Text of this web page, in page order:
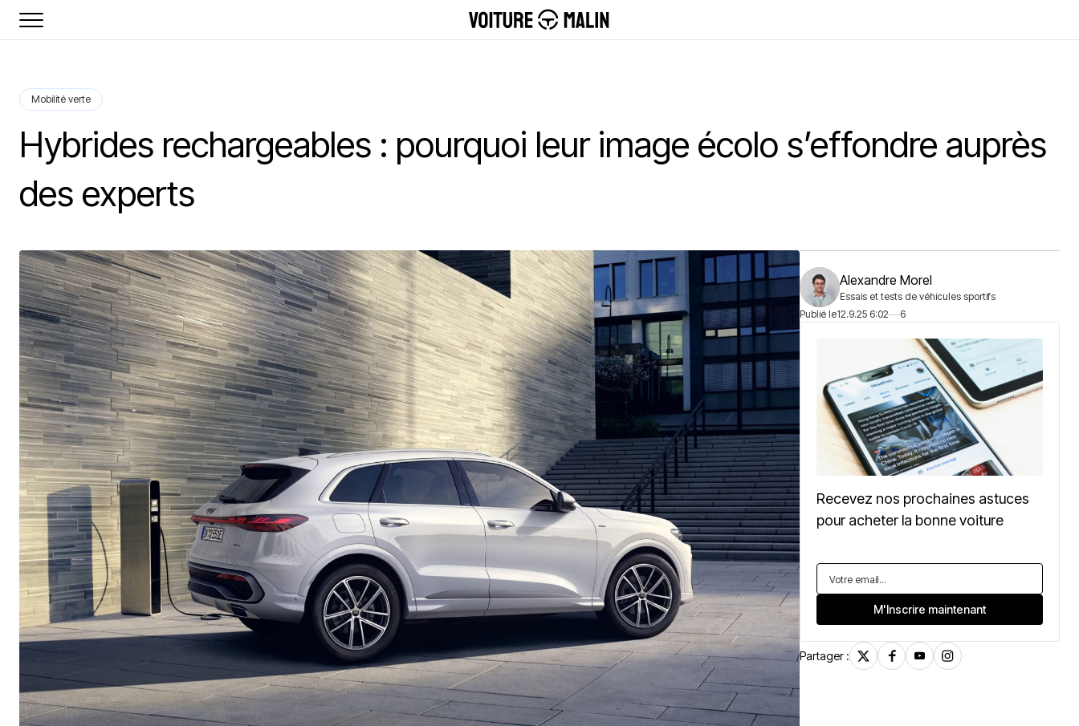
Mobilité verte
Hybrides rechargeables : pourquoi leur image écolo s’effondre auprès
des experts
Alexandre Morel
Essais et tests de véhicules sportifs
Publié le12.9.25 6:02 6
Recevez nos prochaines astuces
pour acheter la bonne voiture
Partager :